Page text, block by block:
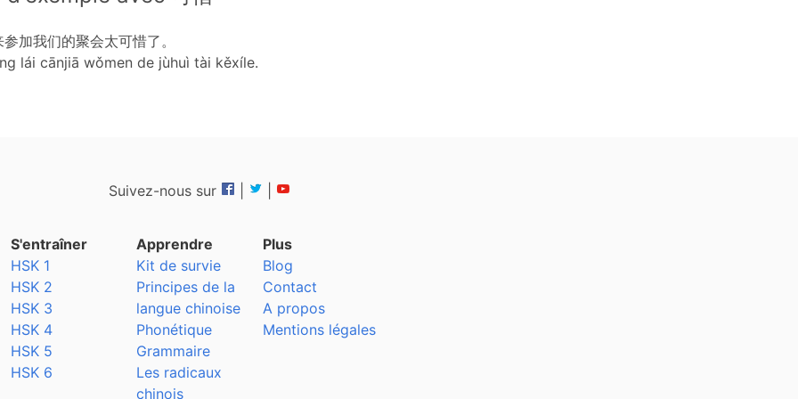
加我们的聚会太可惜了。
lái cānjiā wǒmen de jùhuì tài kěxíle.
Suivez-nous sur
S'entraîner
HSK 1
HSK 2
HSK 3
HSK 4
HSK 5
HSK 6
Apprendre
Kit de survie
Principes de la
langue chinoise
Phonétique
Grammaire
Les radicaux
chinois
Plus
Blog
Contact
A propos
Mentions légales